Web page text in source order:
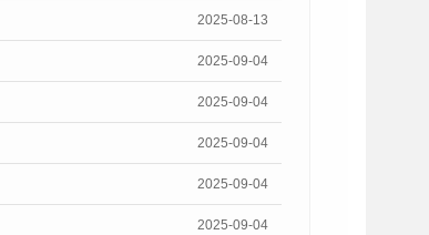
2025-08-13
2025-09-04
2025-09-04
2025-09-04
2025-09-04
2025-09-04